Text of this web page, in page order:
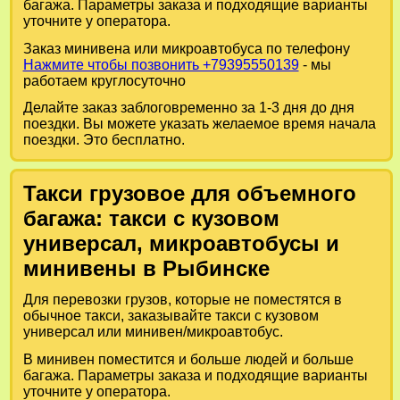
багажа. Параметры заказа и подходящие варианты
уточните у оператора.
Заказ минивена или микроавтобуса по телефону
Нажмите чтобы позвонить +79395550139- мы
работаем круглосуточно
Делайте заказ заблоговременно за 1-3 дня до дня
поездки. Вы можете указать желаемое время начала
поездки. Это бесплатно.
Такси грузовое для объемного
багажа: такси с кузовом
универсал, микроавтобусы и
минивены в Рыбинске
Для перевозки грузов, которые не поместятся в
обычное такси, заказывайте такси с кузовом
универсал или минивен/микроавтобус.
В минивен поместится и больше людей и больше
багажа. Параметры заказа и подходящие варианты
уточните у оператора.